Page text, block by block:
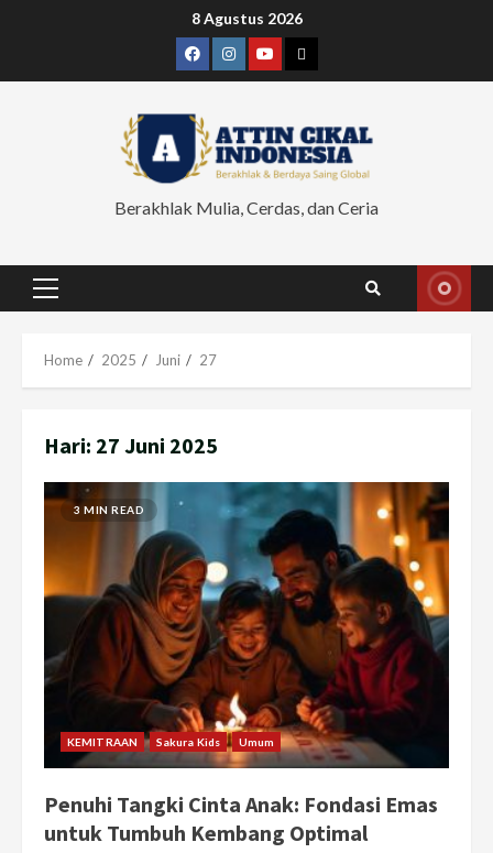
8 Agustus 2026
FacebookInstagram
YoutubeRuang
Cikal
Berakhlak Mulia, Cerdas, dan Ceria
Primary
Home 2025 Juni 27
Hari: 27 Juni 2025
3 MIN READ
KEMITRAAN Sakura Kids Umum
Penuhi Tangki Cinta Anak: Fondasi Emas
untuk Tumbuh Kembang Optimal